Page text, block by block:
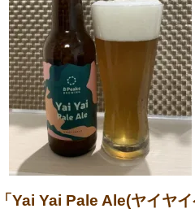
「Yai Yai Pale Ale(ヤイヤ